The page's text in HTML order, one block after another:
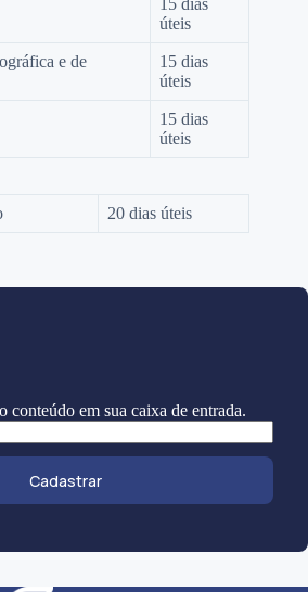
úteis
e de
15 dias
úteis
15 dias
úteis
20 dias úteis
conteúdo em sua caixa de entrada.
Cadastrar